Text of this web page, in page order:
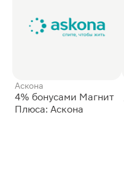
Аскона
4% бонусами Магнит
Плюса: Аскона